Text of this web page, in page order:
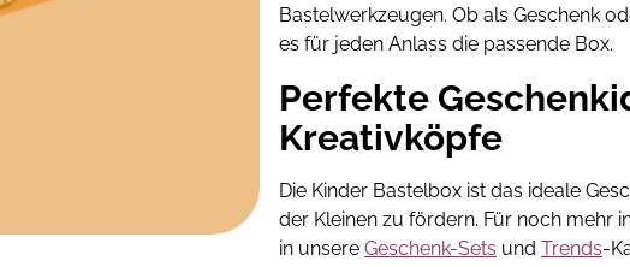
Bastelwerkzeugen. Ob als Geschenk
es für jeden Anlass die passende Box.
Perfekte
Kreativköpfe
Die Kinder Bastelbox ist das ideale
der Kleinen zu fördern. Für noch mehr
in unsere Geschenk-Sets und Trends-